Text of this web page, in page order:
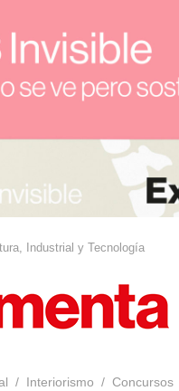
Industrial y Tecnología
Interiorismo Concursos